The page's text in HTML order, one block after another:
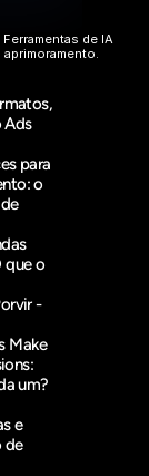
de IA
Ads
para
o
que o
-
Make
um?
e
de